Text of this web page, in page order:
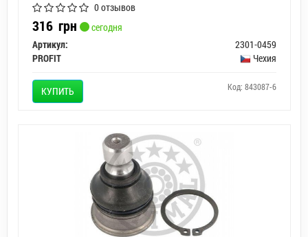
0 отзывов
316 грн
сегодня
Артикул:
2301-0459
PROFIT
Чехия
КУПИТЬ Код: 843087-6